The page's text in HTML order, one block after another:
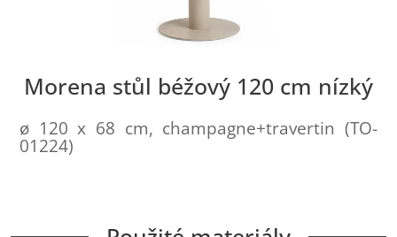
Morena stůl béžový 120 cm nízký
ø 120 x 68 cm, champagne+travertin (TO-
01224)